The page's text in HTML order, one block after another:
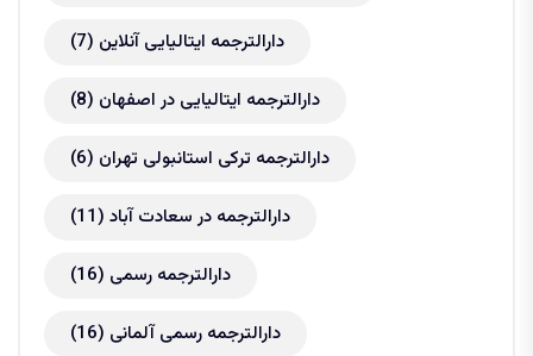
دارالترجمه ایتالیایی آنلاین (7)
دارالترجمه ایتالیایی در اصفهان (8)
دارالترجمه ترکی استانبولی تهران (6)
دارالترجمه در سعادت آباد (11)
دارالترجمه رسمی (16)
دارالترجمه رسمی آلمانی (16)